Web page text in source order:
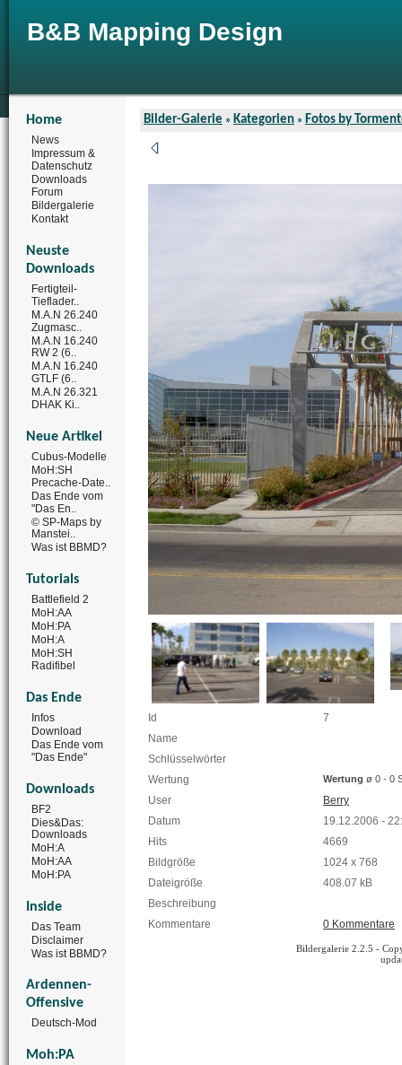
B&B Mapping Design
Home
News
Impressum &
Datenschutz
Downloads
Forum
Bildergalerie
Kontakt
Neuste
Downloads
Fertigteil-
Tieflader..
M.A.N 26.240
Zugmasc..
M.A.N 16.240
RW 2 (6..
M.A.N 16.240
GTLF (6..
M.A.N 26.321
DHAK Ki..
Neue Artikel
Cubus-Modelle
MoH:SH
Precache-Date..
Das Ende vom
"Das En..
© SP-Maps by
Manstei..
Was ist BBMD?
Tutorials
Battlefield 2
MoH:AA
MoH:PA
MoH:A
MoH:SH
Radifibel
Das Ende
Infos
Download
Das Ende vom
"Das Ende"
Downloads
BF2
Dies&Das:
Downloads
MoH:A
MoH:AA
MoH:PA
Inside
Das Team
Disclaimer
Was ist BBMD?
Ardennen-
Offensive
Deutsch-Mod
Moh:PA
Bilder-Galerie » Kategorien » Fotos by
Id
7
Name
Schlüsselwörter
Wertung
Wertung ø 0 - 0
User
Berry
Datum
19.12.2006 -
Hits
4669
Bildgröße
1024 x 768
Dateigröße
408.07 kB
Beschreibung
Kommentare
0 Kommentare
Bildergalerie 2.2.5 -